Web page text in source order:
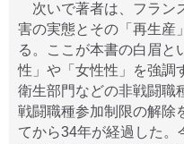
次いで著者は、フラン
害の実態とその「再生産
る。ここが本書の白眉と
性」や「女性性」を強調
衛生部門などの非戦闘職
戦闘職種参加制限の解除
てから34年が経過した